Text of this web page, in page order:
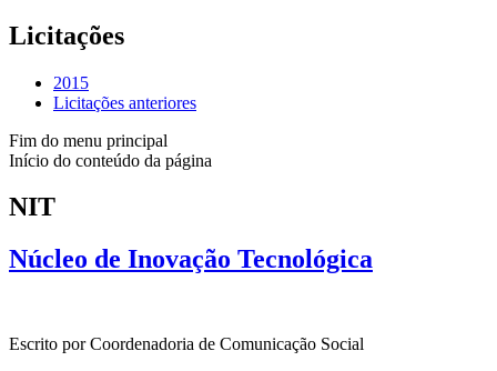
Licitações
2015
Licitações anteriores
Fim do menu principal
Início do conteúdo da página
NIT
Núcleo de Inovação Tecnológica
Escrito por Coordenadoria de Comunicação Social